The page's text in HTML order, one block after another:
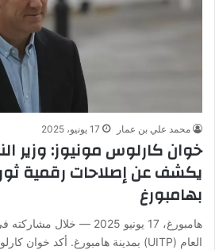
محمد علي بن عمار 17 يونيو، 2025
خوان كارلوس مونيوز: وزير
بهامبورغ
هامبورغ، 17 يونيو 2025 —
العام (UITP) بمدينة هامبورغ. أكد خوان كارلوس مونيوز،…